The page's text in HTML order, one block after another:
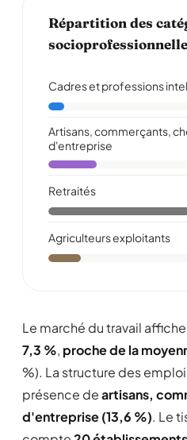
Répartition des
Cadres et professions
Artisans, commerçants,
d'entreprise
Retraités
Agriculteurs exploitants
Le marché du travail
7,3 %, proche de la
%). La structure des
présence deartisans,
d'entreprise (13,6 %). Le